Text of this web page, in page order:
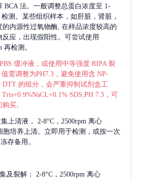
BCA 法。一般调整总蛋白浓度至 1-
测。某些组织样本，如肝脏，肾脏，
的内源性过氧物酶, 在样品浓度较高的
应，出现假阳性。可尝试使用
再检测。
PBS 缓冲液，或使用中等强度 RIPA 裂
需调整为PH7.3，避免使用含 NP-
DTT 的组分，会严重抑制试剂盒工
SDS,PH 7.3，可
买。
上清液，
2-8°C，2500rpm 离心
胞培养上清。立即用于检测，或按一次
存备用。
及裂解：
2-8°C，2500rpm 离心